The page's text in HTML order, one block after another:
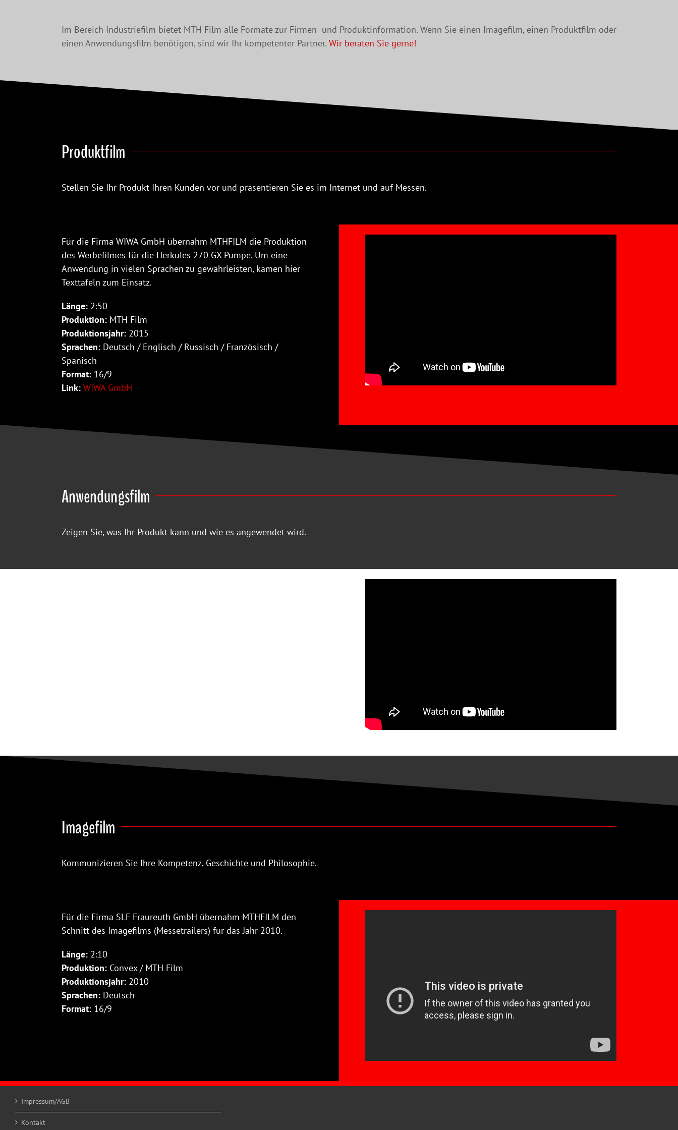
Im Bereich Industriefilm bietet MTH Film alle Formate zur Firmen- und Produktinformation. Wenn Sie einen Imagefilm, einen Produktfilm oder
einen Anwendungsfilm benötigen, sind wir Ihr kompetenter Partner. Wir beraten Sie gerne!
Produktfilm
Stellen Sie Ihr Produkt Ihren Kunden vor und präsentieren Sie es im Internet und auf Messen.
Für die Firma WIWA GmbH übernahm MTHFILM die Produktion
des Werbefilmes für die Herkules 270 GX Pumpe. Um eine
Anwendung in vielen Sprachen zu gewährleisten, kamen hier
Texttafeln zum Einsatz.
Länge: 2:50
Produktion: MTH Film
Produktionsjahr: 2015
Sprachen: Deutsch / Englisch / Russisch / Französisch /
Spanisch
Format: 16/9
Link: WIWA GmbH
Anwendungsfilm
Zeigen Sie, was Ihr Produkt kann und wie es angewendet wird.
Imagefilm
Kommunizieren Sie Ihre Kompetenz, Geschichte und Philosophie.
Für die Firma SLF Fraureuth GmbH übernahm MTHFILM den
Schnitt des Imagefilms (Messetrailers) für das Jahr 2010.
Länge: 2:10
Produktion: Convex / MTH Film
Produktionsjahr: 2010
Sprachen: Deutsch
Format: 16/9
Impressum/AGB
Kontakt